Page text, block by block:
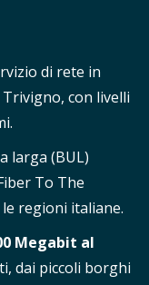
di rete in
con livelli
larga (BUL)
To The
regioni italiane.
Megabit al
dai piccoli borghi